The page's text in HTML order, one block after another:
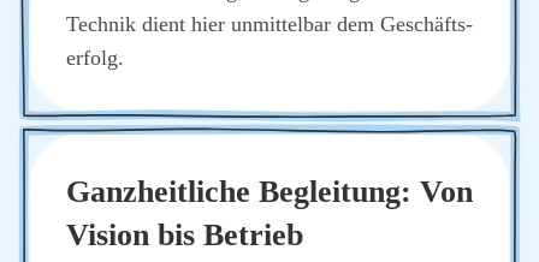
Tech­nik dient hier unmit­tel­bar dem Geschäfts­
er­folg.
Ganz­heit­li­che Beglei­tung: Von
Visi­on bis Betrieb